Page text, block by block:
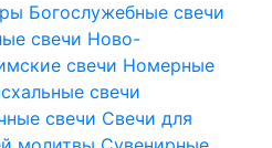
Богослужебные свечи
свечи Ново-
свечи Номерные
свечи
свечи Свечи для